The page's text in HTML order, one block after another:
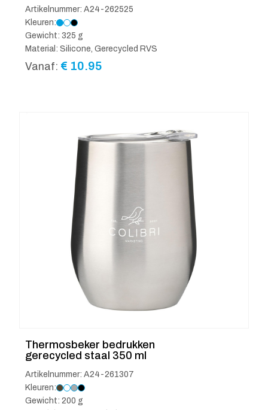
Artikelnummer: A24-262525
Kleuren:
Gewicht: 325 g
Material: Silicone, Gerecycled RVS
Vanaf: € 10.95
Thermosbeker bedrukken
gerecycled staal 350 ml
Artikelnummer: A24-261307
Kleuren:
Gewicht: 200 g